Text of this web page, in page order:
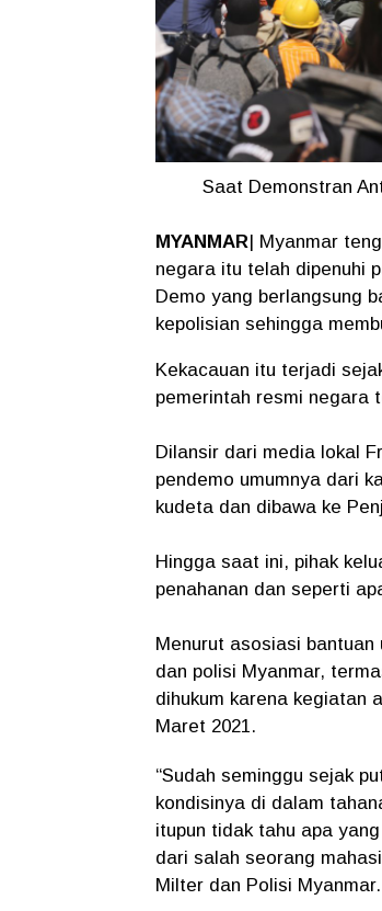
Saat Demonstran
MYANMAR| Myanmar
negara itu telah dipenuhi
Demo yang berlangsung
kepolisian sehingga
Kekacauan itu terjadi
pemerintah resmi negara
Dilansir dari media lokal
pendemo umumnya dari
kudeta dan dibawa ke
Hingga saat ini, pihak
penahanan dan seperti
Menurut asosiasi
dan polisi Myanmar,
dihukum karena kegiatan
Maret 2021.
“Sudah seminggu sejak
kondisinya di dalam
itupun tidak tahu apa
dari salah seorang
Milter dan Polisi Myanmar.